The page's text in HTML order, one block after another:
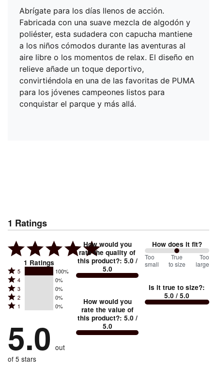
Abrígate para los días llenos de acción.
Fabricada con una suave mezcla de algodón y
poliéster, esta sudadera con capucha mantiene
a los niños cómodos durante las aventuras al
aire libre o los momentos de relax. El diseño en
relieve añade un toque deportivo,
convirtiéndola en una de las favoritas de PUMA
para los jóvenes campeones listos para
conquistar el parque y más allá.
1 Ratings
1 Ratings
Rated
5
stars
by
of
reviewers
5 100%
Rated
4
stars
by
of
reviewers
4 0%
Rated
3
stars
0%
of
reviewers
3 0%
Rated
2
by
0%
of
reviewers
2 0%
Rated
stars
by
0%
of
1 0%
5.0 out
of 5 stars
How would you
rate the quality of
this product?: 5.0 /
5.0
How would you
rate the value of
this product?: 5.0 /
5.0
How does it fit?
100
between
small
and
Too
small
True
to size
Too
large
Is it true to size?:
5.0 / 5.0